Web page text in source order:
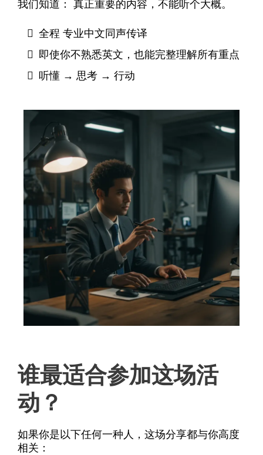
我们知道： 真正重要的内容，不能听个大概。
全程 专业中文同声传译
即使你不熟悉英文，也能完整理解所有重点
听懂 → 思考 → 行动
谁最适合参加这场活
动？
如果你是以下任何一种人，这场分享都与你高度
相关：